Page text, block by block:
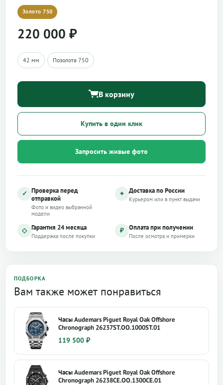
Золото 750
220 000 ₽
42 мм Позолота 750
В корзину
Купить в один клик
Запросить живые фото
✓ Проверка перед
отправкой
Фото и видео выбранной
модели
⌖ Доставка по России
Курьером или в пункт выдачи
◇ Гарантия 24 месяца
Поддержка после покупки
₽ Оплата при получении
После осмотра и примерки
ПОДБОРКА
Вам также может понравиться
Часы Audemars Piguet Royal Oak Offshore
Chronograph 26237ST.OO.1000ST.01
119 500 ₽
Часы Audemars Piguet Royal Oak Offshore
Chronograph 26238CE.OO.1300CE.01